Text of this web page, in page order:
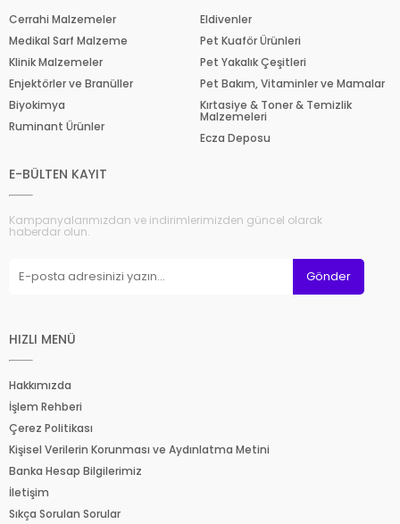
Cerrahi Malzemeler
Medikal Sarf Malzeme
Klinik Malzemeler
Enjektörler ve Branüller
Biyokimya
Ruminant Ürünler
Eldivenler
Pet Kuaför Ürünleri
Pet Yakalık Çeşitleri
Pet Bakım, Vitaminler ve Mamalar
Kırtasiye & Toner & Temizlik
Malzemeleri
Ecza Deposu
E-BÜLTEN KAYIT
Kampanyalarımızdan ve indirimlerimizden güncel olarak
haberdar olun.
Gönder
HIZLI MENÜ
Hakkımızda
İşlem Rehberi
Çerez Politikası
Kişisel Verilerin Korunması ve Aydınlatma Metini
Banka Hesap Bilgilerimiz
İletişim
Sıkça Sorulan Sorular